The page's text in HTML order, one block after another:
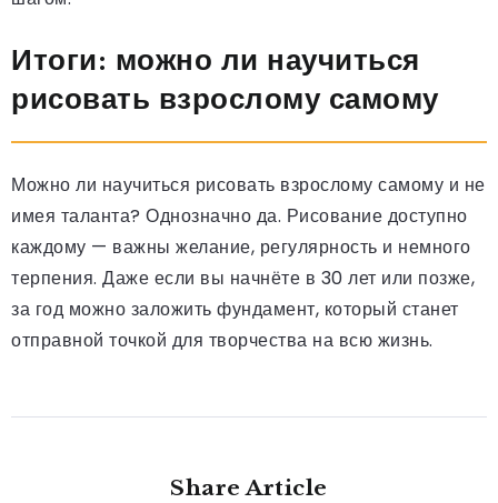
Итоги: можно ли научиться
рисовать взрослому самому
Можно ли научиться рисовать взрослому самому и не
имея таланта? Однозначно да. Рисование доступно
каждому — важны желание, регулярность и немного
терпения. Даже если вы начнёте в 30 лет или позже,
за год можно заложить фундамент, который станет
отправной точкой для творчества на всю жизнь.
Share Article